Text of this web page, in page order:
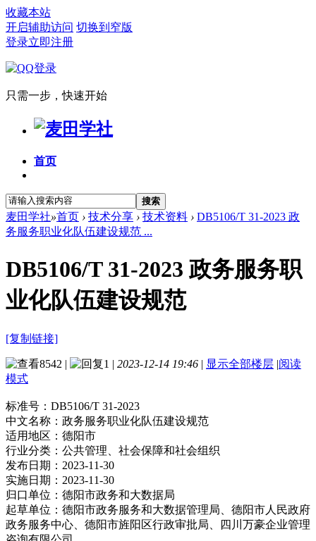
收藏本站
开启辅助访问 切换到窄版
登录立即注册
只需一步，快速开始
首页
搜索
麦田学社»首页 › 技术分享 › 技术资料 › DB5106/T 31-2023 政
务服务职业化队伍建设规范 ...
DB5106/T 31-2023 政务服务职
业化队伍建设规范
[复制链接]
8542 | 1 | 2023-12-14 19:46 | 显示全部楼层 |阅读
模式
标准号： DB5106/T 31-2023
中文名称： 政务服务职业化队伍建设规范
适用地区： 德阳市
行业分类： 公共管理、社会保障和社会组织
发布日期： 2023-11-30
实施日期： 2023-11-30
归口单位： 德阳市政务和大数据局
起草单位： 德阳市政务服务和大数据管理局、德阳市人民政府
政务服务中心、德阳市旌阳区行政审批局、四川万豪企业管理